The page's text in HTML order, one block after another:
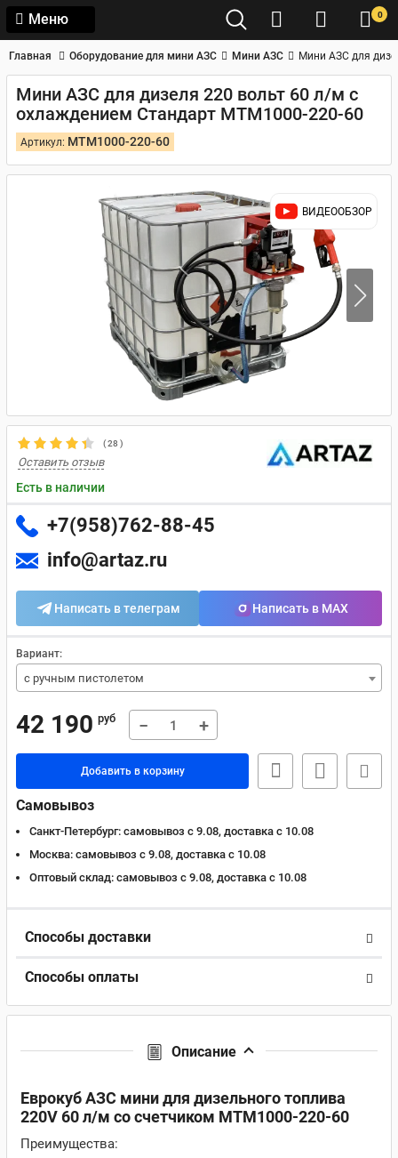
Меню 0
Главная Оборудование для мини АЗС Мини АЗС Мини АЗС для
Мини АЗС для дизеля 220 вольт 60 л/м с
охлаждением Стандарт MTM1000-220-60
Артикул: MTM1000-220-60
ВИДЕООБЗОР
(28 )
Оставить отзыв
Есть в наличии
+7(958)762-88-45
info@artaz.ru
Написать в телеграм Написать в MAX
Вариант:
с ручным пистолетом
42 190 руб − +
Добавить в корзину
Самовывоз
Санкт-Петербург: самовывоз с 9.08, доставка c 10.08
Москва: самовывоз с 9.08, доставка c 10.08
Оптовый склад: самовывоз с 9.08, доставка c 10.08
Способы доставки
Способы оплаты
Описание
Еврокуб АЗС мини для дизельного топлива
220V 60 л/м со счетчиком MTM1000-220-60
Преимущества: